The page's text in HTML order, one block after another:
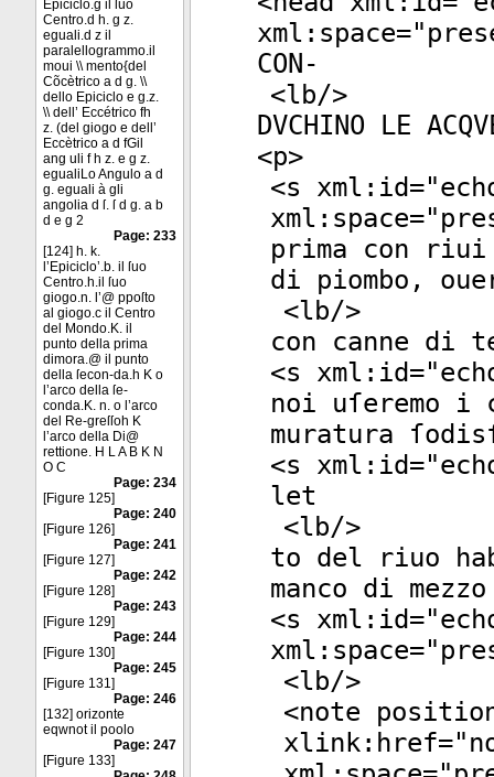
Epiciclo.g il ſuo
Centro.d h. g z.
eguali.d z il
paralellogrammo.il
moui \\ mento{del
Cõcètrico a d g. \\
dello Epiciclo e g.z.
\\ dell’ Eccétrico fh
z. (del giogo e dell’
Eccètrico a d fGil
ang uli f h z. e g z.
egualiLo Angulo a d
g. eguali à gli
angolia d ſ. ſ d g. a b
d e g 2
Page: 233
[124] h. k.
l’Epiciclo’.b. il ſuo
Centro.h.il ſuo
giogo.n. l’@ ppoſto
al giogo.c il Centro
del Mondo.K. il
punto della prima
dimora.@ il punto
della ſecon-da.h K o
l’arco della ſe-
conda.K. n. o l’arco
del Re-greſſoh K
l’arco della Di@
rettione. H L A B K N
O C
Page: 234
[Figure 125]
Page: 240
[Figure 126]
Page: 241
[Figure 127]
Page: 242
[Figure 128]
Page: 243
[Figure 129]
Page: 244
[Figure 130]
Page: 245
[Figure 131]
Page: 246
[132] orizonte
eqwnot il poolo
Page: 247
[Figure 133]
xml:space="
CON-
<lb/>
DVCHINO LE
<p>
<s xml:id="
xml:space="
prima con
di piombo,
<lb/>
con canne di
<s xml:id="
noi uſeremo
muratura
<s xml:id="
let
<lb/>
to del riuo
manco di
<s xml:id="
xml:space="
<lb/>
<note
xlink:href="